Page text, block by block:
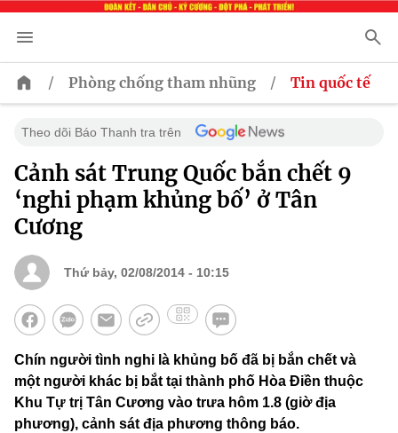
/ Phòng chống tham nhũng / Tin quốc tế
Theo dõi Báo Thanh tra trên
Cảnh sát Trung Quốc bắn chết 9
‘nghi phạm khủng bố’ ở Tân
Cương
Thứ bảy, 02/08/2014 - 10:15
Chín người tình nghi là khủng bố đã bị bắn chết và
một người khác bị bắt tại thành phố Hòa Điền thuộc
Khu Tự trị Tân Cương vào trưa hôm 1.8 (giờ địa
phương), cảnh sát địa phương thông báo.